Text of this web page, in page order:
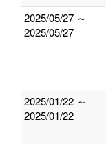
2025/05/27 ～
2025/05/27
2025/01/22 ～
2025/01/22